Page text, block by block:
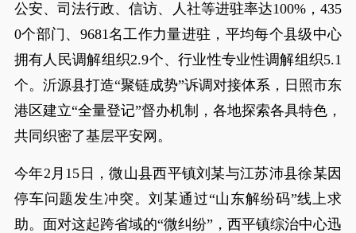
公安、司法行政、信访、人社等进驻率达100%，435
0个部门、9681名工作力量进驻，平均每个县级中心
拥有人民调解组织2.9个、行业性专业性调解组织5.1
个。沂源县打造“聚链成势”诉调对接体系，日照市东
港区建立“全量登记”督办机制，各地探索各具特色，
共同织密了基层平安网。
今年2月15日，微山县西平镇刘某与江苏沛县徐某因
停车问题发生冲突。刘某通过“山东解纷码”线上求
助。面对这起跨省域的“微纠纷”，西平镇综治中心迅